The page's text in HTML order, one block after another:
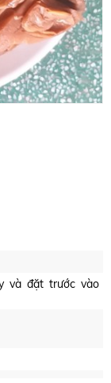
và đặt trước vào